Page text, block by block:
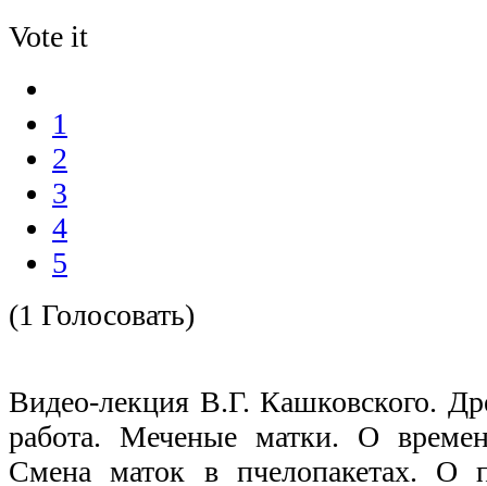
Vote it
1
2
3
4
5
(1 Голосовать)
Видео-лекция В.Г. Кашковского.
работа. Меченые матки. О
Смена маток в пчелопакетах. О